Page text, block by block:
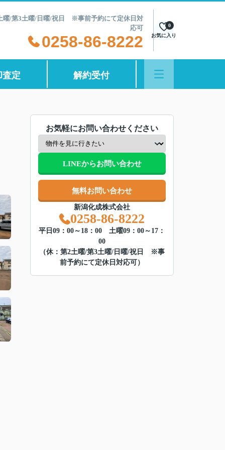
曜/第3土曜/日曜/祝日 ※事前予約にて定休日対
応可
0258-86-8222 お気に入り
0
査定 解約受付
お気軽にお問い合わせください
LINEからお問い合わせ
無料お問い合わせ
新潟化成株式会社
0258-86-8222
平日09：00～18：00 土曜09：00～17：
00
（休：第2土曜/第3土曜/日曜/祝日 ※事
前予約にて定休日対応可）